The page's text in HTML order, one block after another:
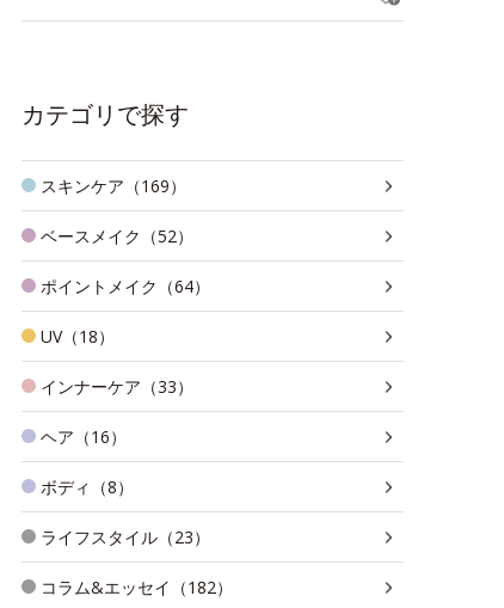
カテゴリで探す
スキンケア（169）
ベースメイク（52）
ポイントメイク（64）
UV（18）
インナーケア（33）
ヘア（16）
ボディ（8）
ライフスタイル（23）
コラム&エッセイ（182）